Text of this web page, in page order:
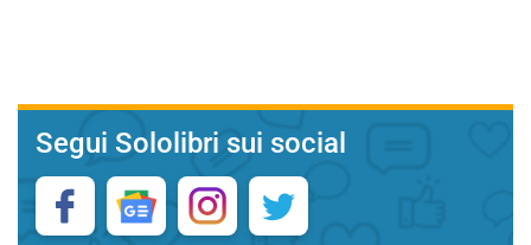
Segui Sololibri sui social